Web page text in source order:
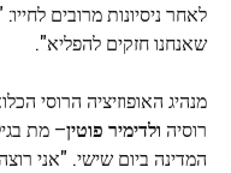
לאחר ניסיונות מרובים
שאנחנו חזקים להפליא".
מנהיג האופוזיציה הרוסי
רוסיה ולדימיר פוטין
המדינה ביום שישי. "אני